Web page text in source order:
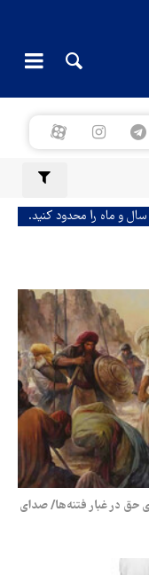
و ماه را محدود کنید.
حق در غبار فتنه‌ها/ صدای